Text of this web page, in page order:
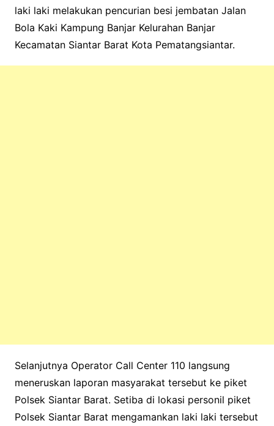
laki laki melakukan pencurian besi jembatan Jalan
Bola Kaki Kampung Banjar Kelurahan Banjar
Kecamatan Siantar Barat Kota Pematangsiantar.
Selanjutnya Operator Call Center 110 langsung
meneruskan laporan masyarakat tersebut ke piket
Polsek Siantar Barat. Setiba di lokasi personil piket
Polsek Siantar Barat mengamankan laki laki tersebut